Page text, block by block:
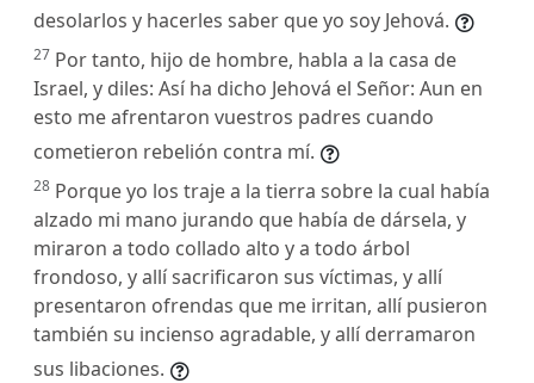
desolarlos y hacerles saber que yo soy Jehová.
27 Por tanto, hijo de hombre, habla a la casa de
Israel, y diles: Así ha dicho Jehová el Señor: Aun en
esto me afrentaron vuestros padres cuando
cometieron rebelión contra mí.
28 Porque yo los traje a la tierra sobre la cual había
alzado mi mano jurando que había de dársela, y
miraron a todo collado alto y a todo árbol
frondoso, y allí sacrificaron sus víctimas, y allí
presentaron ofrendas que me irritan, allí pusieron
también su incienso agradable, y allí derramaron
sus libaciones.